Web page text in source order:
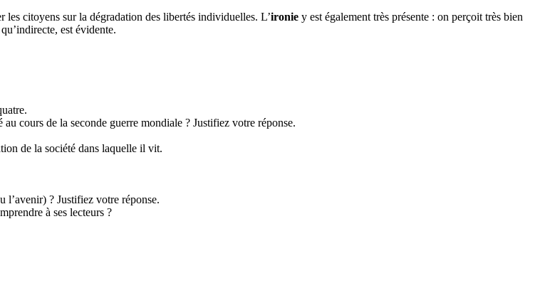
citoyens sur la dégradation des libertés individuelles. L’ironie y est également très présente : on perçoit très bien
est évidente.
cours de la seconde guerre mondiale ? Justifiez votre réponse.
de la société dans laquelle il vit.
l’avenir) ? Justifiez votre réponse.
à ses lecteurs ?